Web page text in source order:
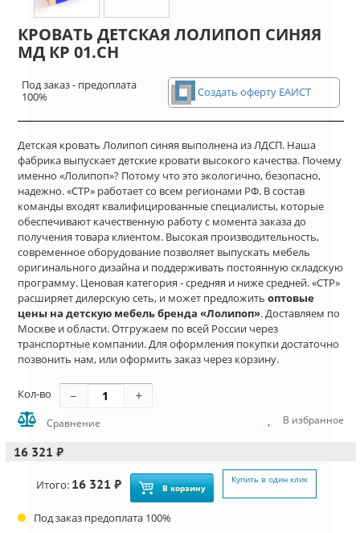
КРОВАТЬ ДЕТСКАЯ ЛОЛИПОП СИНЯЯ
МД КР 01.СН
Под заказ - предоплата
100%
Создать оферту ЕАИСТ
Детская кровать Лолипоп синяя выполнена из ЛДСП. Наша
фабрика выпускает детские кровати высокого качества. Почему
именно «Лолипоп»? Потому что это экологично, безопасно,
надежно. «СТР» работает со всем регионами РФ. В состав
команды входят квалифицированные специалисты, которые
обеспечивают качественную работу с момента заказа до
получения товара клиентом. Высокая производительность,
современное оборудование позволяет выпускать мебель
оригинального дизайна и поддерживать постоянную складскую
программу. Ценовая категория - средняя и ниже средней. «СТР»
расширяет дилерскую сеть, и может предложить оптовые
цены на детскую мебель бренда «Лолипоп». Доставляем по
Москве и области. Отгружаем по всей России через
транспортные компании. Для оформления покупки достаточно
позвонить нам, или оформить заказ через корзину.
Кол-во
Сравнение В избранное
16 321 ₽
Итого: 16 321 ₽ В корзину
Купить в один клик
Под заказ предоплата 100%